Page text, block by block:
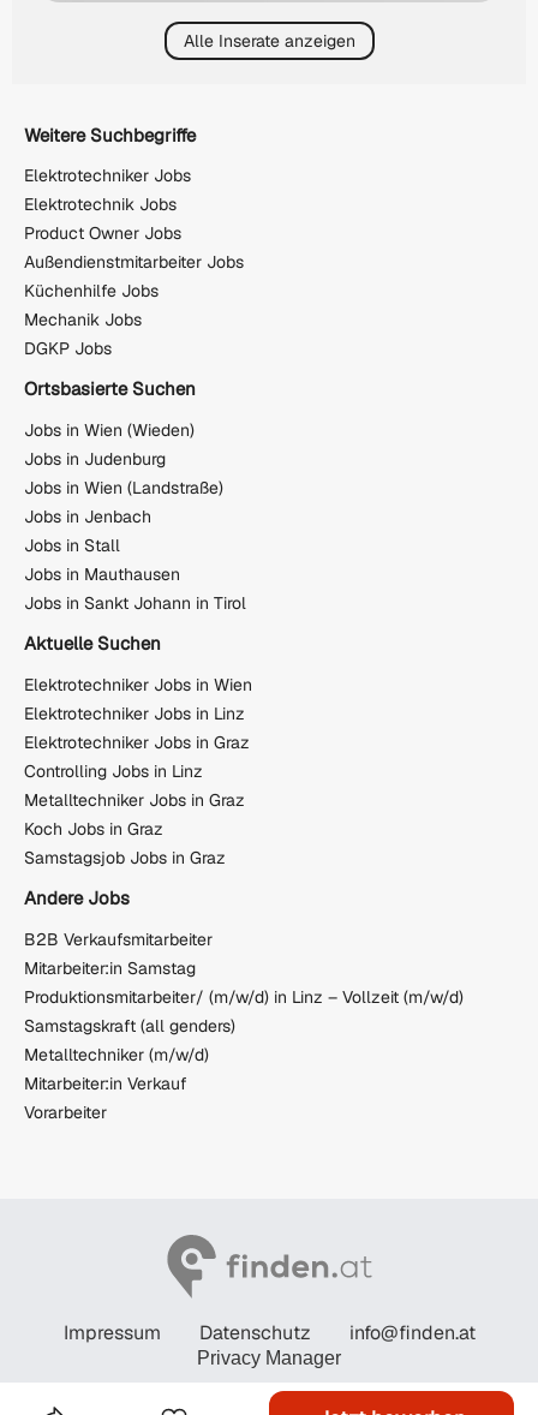
Alle Inserate anzeigen
Weitere Suchbegriffe
Elektrotechniker Jobs
Elektrotechnik Jobs
Product Owner Jobs
Außendienstmitarbeiter Jobs
Küchenhilfe Jobs
Mechanik Jobs
DGKP Jobs
Ortsbasierte Suchen
Jobs in Wien (Wieden)
Jobs in Judenburg
Jobs in Wien (Landstraße)
Jobs in Jenbach
Jobs in Stall
Jobs in Mauthausen
Jobs in Sankt Johann in Tirol
Aktuelle Suchen
Elektrotechniker Jobs in Wien
Elektrotechniker Jobs in Linz
Elektrotechniker Jobs in Graz
Controlling Jobs in Linz
Metalltechniker Jobs in Graz
Koch Jobs in Graz
Samstagsjob Jobs in Graz
Andere Jobs
B2B Verkaufsmitarbeiter
Mitarbeiter:in Samstag
Produktionsmitarbeiter/ (m/w/d) in Linz – Vollzeit (m/w/d)
Samstagskraft (all genders)
Metalltechniker (m/w/d)
Mitarbeiter:in Verkauf
Vorarbeiter
Impressum Datenschutz info@finden.at
Privacy Manager
© STANDARD Verlagsgesellschaft m.b.H. 2026